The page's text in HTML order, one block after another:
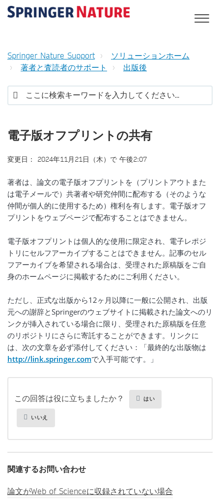
Springer Nature Support
ソリューションホーム
著者と査読者のサポート
出版後
電子版オフプリントの共有
変更日： 2024年11月21日（木）で 午後2:07
著者は、論文の電子版オフプリントを（プリントアウトまた
は電子メールで）共著者や研究仲間に配布する（そのような
仲間が個人的に使用するため）権利を有します。電子版オフ
プリントをウェブページで配布することはできません。
電子版オフプリントは個人的な使用に限定され、電子レポジ
トリにセルフアーカイブすることはできません。記事のセル
フアーカイブを希望される場合は、受理された原稿版をご自
身のホームページに掲載するためにご利用ください。
ただし、正式な出版から12ヶ月以降に一般に公開され、出版
元への謝辞とSpringerのウェブサイトに掲載された論文へのリ
ンクが挿入されている場合に限り、受理された原稿版を任意
のリポジトリにさらに寄託することができます。リンクに
は、次の文章を必ず添付してください：「最終的な出版物は
http://link.springer.comで入手可能です。」
この回答は役に立ちましたか？ はい
いいえ
関連するお問い合わせ
論文がWeb of Scienceに収録されていない場合